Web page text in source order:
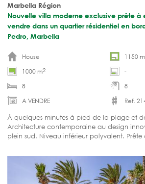
Marbella Région
Nouvelle villa moderne exclusive prête à
vendre dans un quartier résidentiel en
Pedro, Marbella
House 1150 m
1000 m2
-
8
8
A VENDRE
Ref.
À quelques minutes à pied de la plage et
Architecture contemporaine au design
plein sud. Niveau inférieur polyvalent.